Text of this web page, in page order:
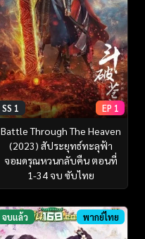
SS 1 EP 1
Battle Through The Heaven
(2023) สัประยุทธ์ทะลุฟ้า
จอมดรุณหวนกลับคืน ตอนที่
1-34 จบ ซับไทย
จบแล้ว พากย์ไทย